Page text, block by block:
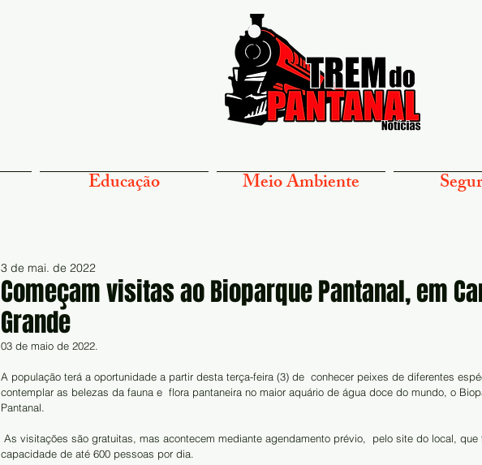
Educação Meio Ambiente
Começam visitas ao Bioparque Pantanal, em
Grande
3 de mai. de 2022
03 de maio de 2022.
A população terá a oportunidade a partir desta terça-feira (3) de  conhecer peixes de diferentes
contemplar as belezas da fauna e  flora pantaneira no maior aquário de água doce do mundo, o
Pantanal.
capacidade de até 600 pessoas por dia.